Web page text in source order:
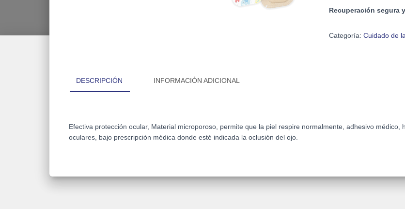
Recuperación segura
Categoría: Cuidado de
DESCRIPCIÓN INFORMACIÓN ADICIONAL
Efectiva protección ocular, Material microporoso, permite que la piel respire normalmente, adhesivo
oculares, bajo prescripción médica donde esté indicada la oclusión del ojo.